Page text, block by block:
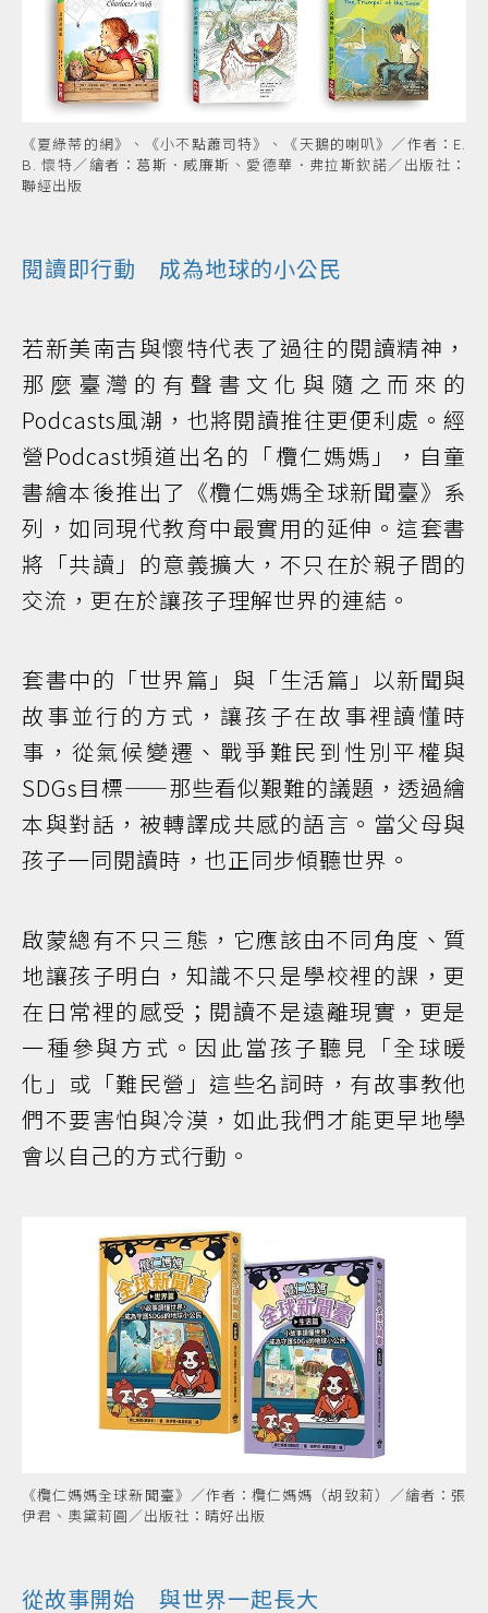
《夏綠蒂的網》、《小不點蕭司特》、《天鵝的喇叭》／作者：E.
B. 懷特／繪者：葛斯．威廉斯、愛德華．弗拉斯欽諾／出版社：
聯經出版
閱讀即行動 成為地球的小公民
若新美南吉與懷特代表了過往的閱讀精神，
那麼臺灣的有聲書文化與隨之而來的
Podcasts風潮，也將閱讀推往更便利處。經
營Podcast頻道出名的「欖仁媽媽」，自童
書繪本後推出了《欖仁媽媽全球新聞臺》系
列，如同現代教育中最實用的延伸。這套書
將「共讀」的意義擴大，不只在於親子間的
交流，更在於讓孩子理解世界的連結。
套書中的「世界篇」與「生活篇」以新聞與
故事並行的方式，讓孩子在故事裡讀懂時
事，從氣候變遷、戰爭難民到性別平權與
SDGs目標——那些看似艱難的議題，透過繪
本與對話，被轉譯成共感的語言。當父母與
孩子一同閱讀時，也正同步傾聽世界。
啟蒙總有不只三態，它應該由不同角度、質
地讓孩子明白，知識不只是學校裡的課，更
在日常裡的感受；閱讀不是遠離現實，更是
一種參與方式。因此當孩子聽見「全球暖
化」或「難民營」這些名詞時，有故事教他
們不要害怕與冷漠，如此我們才能更早地學
會以自己的方式行動。
《欖仁媽媽全球新聞臺》／作者：欖仁媽媽（胡致莉）／繪者：張
伊君、奧黛莉圓／出版社：晴好出版
從故事開始 與世界一起長大